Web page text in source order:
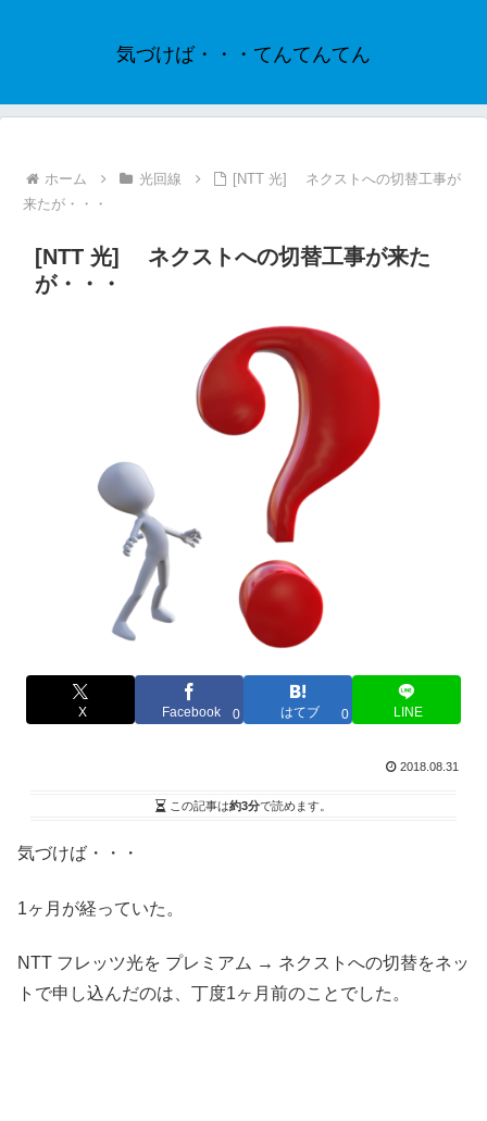
気づけば・・・てんてんてん
ホーム 光回線
[NTT 光] ネクストへの切替工事が
来たが・・・
[NTT 光] ネクストへの切替工事が来た
が・・・
X Facebook 0 はてブ 0 LINE
2018.08.31
この記事は約3分で読めます。
気づけば・・・
1ヶ月が経っていた。
NTT フレッツ光を プレミアム → ネクストへの切替をネッ
トで申し込んだのは、丁度1ヶ月前のことでした。